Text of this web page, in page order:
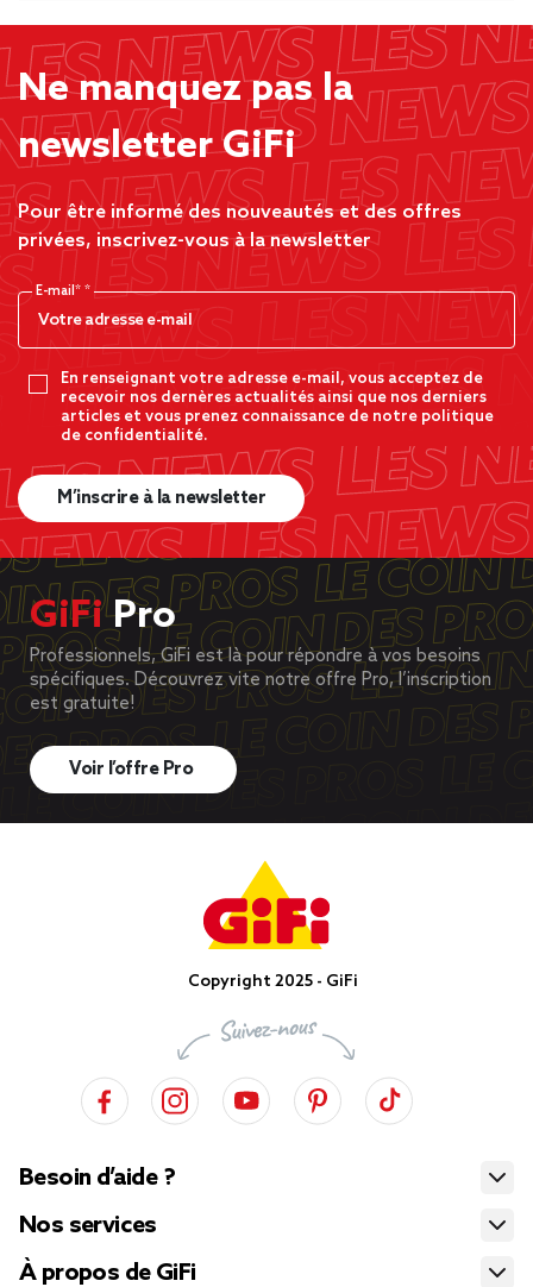
Ne manquez pas la
newsletter GiFi
Pour être informé des nouveautés et des offres
privées, inscrivez-vous à la newsletter
E-mail*
En renseignant votre adresse e-mail, vous acceptez de
recevoir nos dernères actualités ainsi que nos derniers
articles et vous prenez connaissance de notre politique
de confidentialité.
M’inscrire à la newsletter
GiFiPro
Professionnels, GiFi est là pour répondre à vos besoins
spécifiques. Découvrez vite notre offre Pro, l’inscription
est gratuite!
Voir l’offre Pro
Copyright 2025 - GiFi
Besoin d’aide ?
Nos services
À propos de GiFi